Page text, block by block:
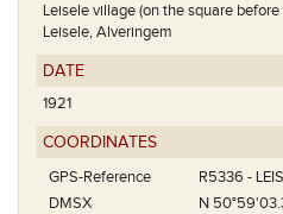
Leisele village (on the square
Leisele, Alveringem
DATE
1921
COORDINATES
GPS-Reference
R5336 -
DMSX
N